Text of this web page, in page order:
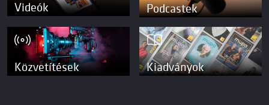
Videók Podcastek
Közvetítések Kiadványok